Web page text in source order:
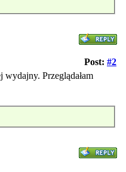
Post: #2
wydajny. Przeglądałam